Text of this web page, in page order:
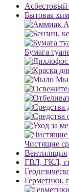
Бытовая
Бумага
Чистящие
Вентиляция
ГВЛ, ГКЛ,
Герметики,